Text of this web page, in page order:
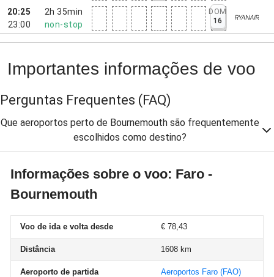
20:25
23:00
2h 35min
non-stop
DOM
16
Importantes informações de voo
Perguntas Frequentes (FAQ)
Que aeroportos perto de Bournemouth são frequentemente
escolhidos como destino?
Informações sobre o voo: Faro -
Bournemouth
Voo de ida e volta desde € 78,43
Distância 1608 km
Aeroporto de partida Aeroportos Faro (FAO)